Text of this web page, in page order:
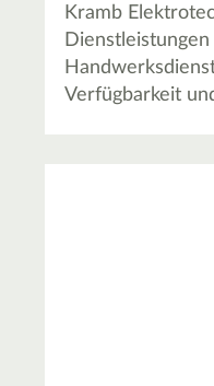
Kramb
Verfügbarkeit